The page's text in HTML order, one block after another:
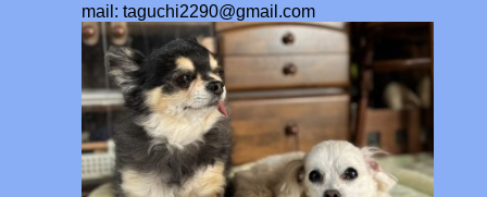
mail: taguchi2290@gmail.com